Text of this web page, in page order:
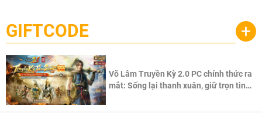
cầu, theo giấy phép chính thức từ công ty game Nhật Bản
Pocketpair, Inc.
GIFTCODE +
Võ Lâm Truyền Kỳ 2.0 PC chính thức ra
mắt: Sống lại thanh xuân, giữ trọn tinh